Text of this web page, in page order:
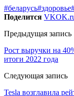
#беларусь#здоровье
Поделится VK
Предыдущая запись
Рост выручки на
итоги 2022 года
Следующая запись
Tesla возглавила